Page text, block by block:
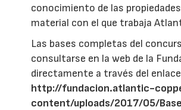
conocimiento de las
material con el que trabaja
Las bases completas del
consultarse en la web de la
directamente a través del
http://fundacion.atlantic-
content/uploads/2017/05/